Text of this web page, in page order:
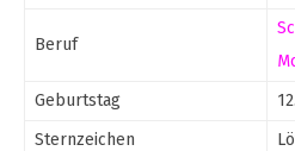
Beruf
Geburtstag
Sternzeichen